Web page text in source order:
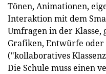
Tönen, Animationen,
Interaktion mit dem
Umfragen in der
Grafiken, Entwürfe
("kollaboratives
Die Schule muss einen